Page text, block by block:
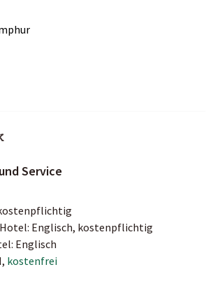
Service
Englisch, kostenpflichtig
Englisch
kostenfrei